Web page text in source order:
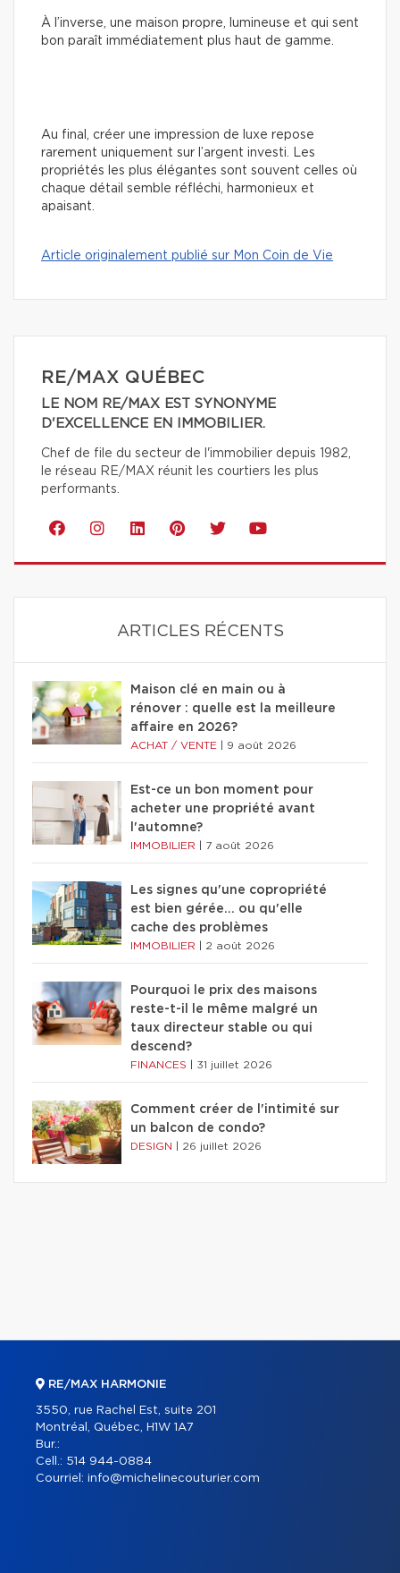
À l’inverse, une maison propre, lumineuse et qui sent
bon paraît immédiatement plus haut de gamme.
Au final, créer une impression de luxe repose
rarement uniquement sur l’argent investi. Les
propriétés les plus élégantes sont souvent celles où
chaque détail semble réfléchi, harmonieux et
apaisant.
Article originalement publié sur Mon Coin de Vie
RE/MAX QUÉBEC
LE NOM RE/MAX EST SYNONYME
D'EXCELLENCE EN IMMOBILIER.
Chef de file du secteur de l'immobilier depuis 1982,
le réseau RE/MAX réunit les courtiers les plus
performants.
ARTICLES RÉCENTS
Maison clé en main ou à
rénover : quelle est la meilleure
affaire en 2026?
ACHAT / VENTE 9 août 2026
Est-ce un bon moment pour
acheter une propriété avant
l'automne?
IMMOBILIER 7 août 2026
Les signes qu'une copropriété
est bien gérée… ou qu'elle
cache des problèmes
IMMOBILIER 2 août 2026
Pourquoi le prix des maisons
reste-t-il le même malgré un
taux directeur stable ou qui
descend?
FINANCES 31 juillet 2026
Comment créer de l'intimité sur
un balcon de condo?
DESIGN 26 juillet 2026
RE/MAX HARMONIE
3550, rue Rachel Est, suite 201
Montréal, Québec, H1W 1A7
Bur.:
Cell.: 514 944-0884
Courriel: info@michelinecouturier.com